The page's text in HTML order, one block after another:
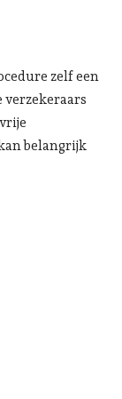
zelf een
verzekeraars
belangrijk